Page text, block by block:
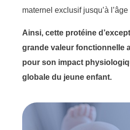
maternel exclusif jusqu’à
Ainsi, cette protéine
grande valeur fonctionnelle
pour son impact
globale du jeune enfant.